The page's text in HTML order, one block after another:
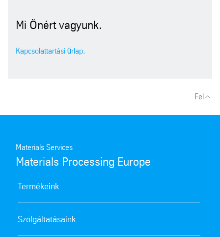
Mi Önért vagyunk.
Kapcsolattartási űrlap.
Fel
Materials Services
Materials Processing Europe
Termékeink
Szolgáltatásaink